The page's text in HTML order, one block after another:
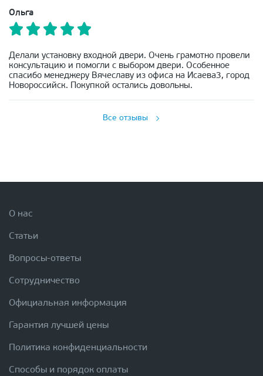
Ольга
Делали установку входной двери. Очень грамотно провели
консультацию и помогли с выбором двери. Особенное
спасибо менеджеру Вячеславу из офиса на Исаева3, город
Новороссийск. Покупкой остались довольны.
Все отзывы
О нас
Статьи
Вопросы-ответы
Сотрудничество
Официальная информация
Гарантия лучшей цены
Политика конфиденциальности
Способы и порядок оплаты